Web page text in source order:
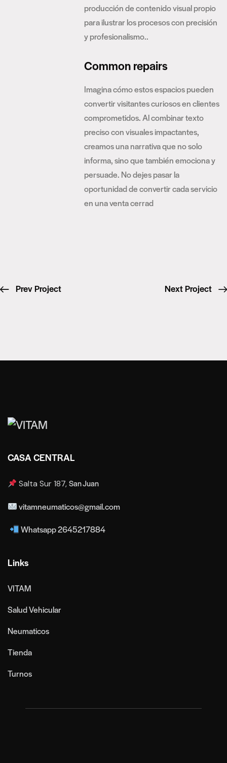
producción de contenido visual propio
para ilustrar los procesos con precisión
y profesionalismo..
Common repairs
Imagina cómo estos espacios pueden
convertir visitantes curiosos en clientes
comprometidos. Al combinar texto
preciso con visuales impactantes,
creamos una narrativa que no solo
informa, sino que también emociona y
persuade. No dejes pasar la
oportunidad de convertir cada servicio
en una venta cerrad
Prev Project Next Project
CASA CENTRAL
Salta Sur 187,San Juan
vitamneumaticos@gmail.com
Whatsapp 2645217884
Links
VITAM
Salud Vehicular
Neumaticos
Tienda
Turnos